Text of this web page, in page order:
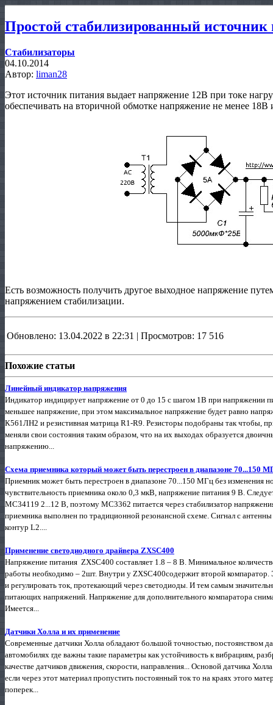
Простой стабилизированный
Стабилизаторы
04.10.2014
Автор: liman28
Этот источник питания выдает напряжение 12В при токе
обеспечивать на вторичной обмотке напряжение не менее
Есть возможность получить другое выходное напряжение
напряжением стабилизации.
Обновлено: 13.04.2022 в 22:31 | Просмотров: 17 516
Похожие статьи
Линейный индикатор напряжения
Индикатор индицирует напряжение от 0 до 15 с шагом 1В при напряжении
меньшее напряжение, при этом максимальное напряжение будет равно
К561ЛН2 и резистивная матрица R1-R9. Резисторы подобраны так чтобы,
меняли свои состояния таким образом, что на их выходах образуется
напряжению...
Схема приемника который может быть перестроен в диапазоне 70...150
Приемник может быть перестроен в диапазоне 70...150 МГц без изменения
чувствительность приемника около 0,3 мкВ, напряжение питания 9 В.
МС34119 2...12 В, поэтому МС3362 питается через стабилизатор
приемника выполнен по традиционной резонансной схеме. Сигнал с
контур L2....
Применение светодиодного драйвера ZXSC400
Напряжение питания ZXSC400 составляет 1.8 – 8 В. Минимальное
работы необходимо – 2шт. Внутри у ZXSC400содержит второй компаратор.
и регулировать ток, протекающий через светодиоды. И тем самым
питающих напряжений. Напряжение для дополнительного компаратора
Имеется...
Датчики Холла и их применение
Современные датчики Холла обладают большой точностью, постоянством
автомобилях где важны такие параметры как устойчивость к вибрациям,
качестве датчиков движения, скорости, направления... Основой датчика
если через этот материал пропустить постоянный ток то на краях этого
поперек...